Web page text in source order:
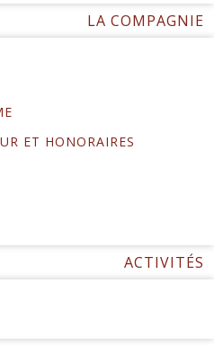
LA COMPAGNIE
ET HONORAIRES
ACTIVITÉS